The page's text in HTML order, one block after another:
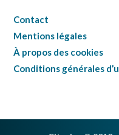
Contact
Mentions légales
À propos des cookies
Conditions générales